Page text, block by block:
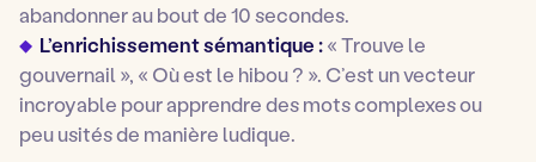
abandonner au bout de 10 secondes.
L’enrichissement sémantique :« Trouve le
gouvernail », « Où est le hibou ? ». C’est un vecteur
incroyable pour apprendre des mots complexes ou
peu usités de manière ludique.